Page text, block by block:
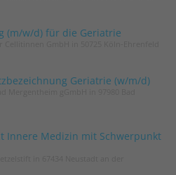
(m/w/d) für die Geriatrie
Geriatrie (w/m/d)
Innere Medizin mit Schwerpunkt